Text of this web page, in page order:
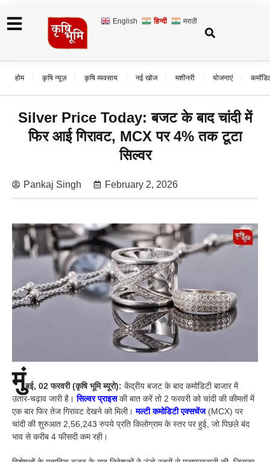
English हिन्दी मराठी
होम कृषि न्यूज़ कृषि व्यवसाय नई खोज मशीनरी योजनाएं
Silver Price Today: बजट के बाद चांदी में
फिर आई गिरावट, MCX पर 4% तक टूटा
सिल्वर
Pankaj Singh February 2, 2026
मुंबई, 02 फरवरी (कृषि भूमि ब्यूरो): केंद्रीय बजट के बाद कमोडिटी बाजार में
उतार-चढ़ाव जारी है।सिल्वर प्राइसकी बात करें तो 2 फरवरी को चांदी की कीमतों में
एक बार फिर तेज गिरावट देखने को मिली।मल्टी कमोडिटी एक्सचेंज(MCX) पर
चांदी की शुरुआत 2,56,243 रुपये प्रति किलोग्राम के स्तर पर हुई, जो पिछले बंद
भाव से करीब 4 फीसदी कम रही।